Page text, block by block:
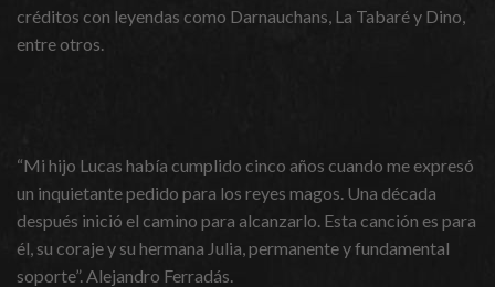
créditos con leyendas como Darnauchans, La Tabaré y Dino,
entre otros.
“Mi hijo Lucas había cumplido cinco años cuando me expresó
un inquietante pedido para los reyes magos. Una década
después inició el camino para alcanzarlo. Esta canción es para
él, su coraje y su hermana Julia, permanente y fundamental
soporte”. Alejandro Ferradás.